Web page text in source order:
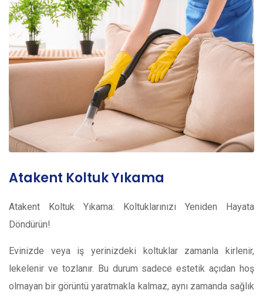
Atakent Koltuk Yıkama
Atakent Koltuk Yıkama: Koltuklarınızı Yeniden Hayata
Döndürün!
Evinizde veya iş yerinizdeki koltuklar zamanla kirlenir,
lekelenir ve tozlanır. Bu durum sadece estetik açıdan hoş
olmayan bir görüntü yaratmakla kalmaz, aynı zamanda sağlık